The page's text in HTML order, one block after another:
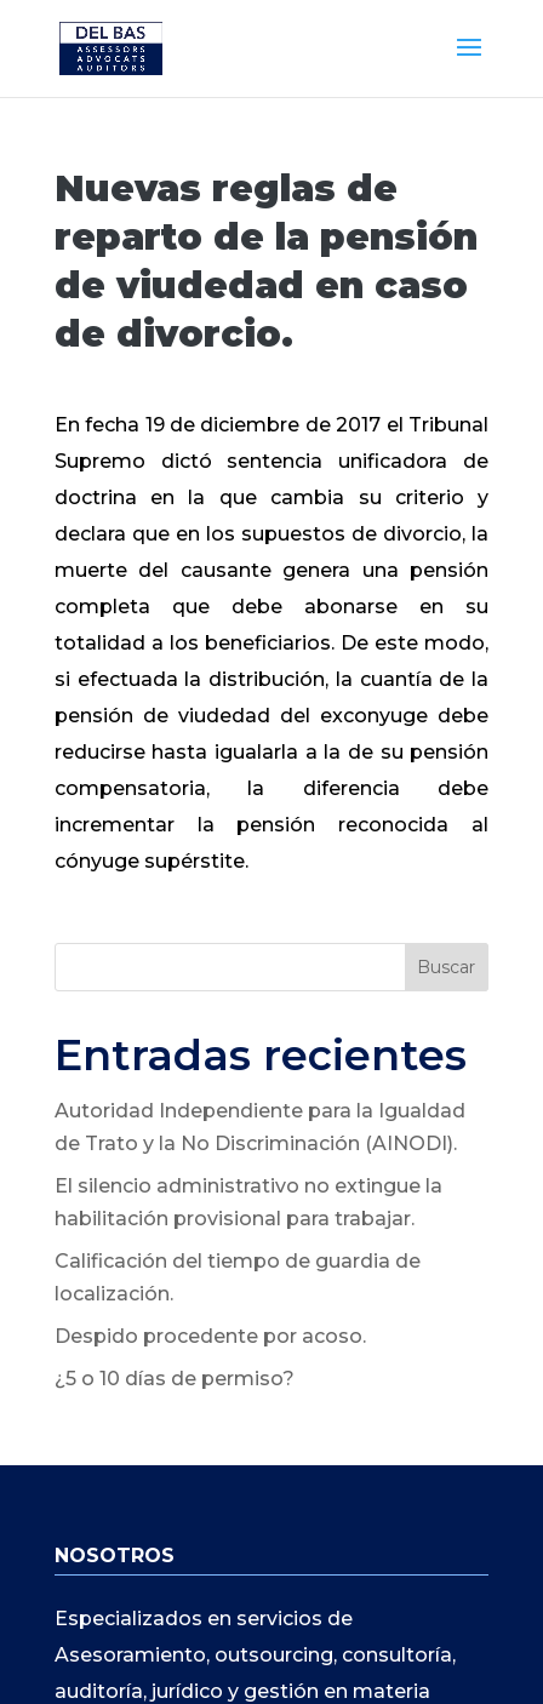
Nuevas reglas de
reparto de la pensión
de viudedad en caso
de divorcio.
En fecha 19 de diciembre de 2017 el Tribunal
Supremo dictó sentencia unificadora de
doctrina en la que cambia su criterio y
declara que en los supuestos de divorcio, la
muerte del causante genera una pensión
completa que debe abonarse en su
totalidad a los beneficiarios. De este modo,
si efectuada la distribución, la cuantía de la
pensión de viudedad del exconyuge debe
reducirse hasta igualarla a la de su pensión
compensatoria, la diferencia debe
incrementar la pensión reconocida al
cónyuge supérstite.
Buscar
Entradas recientes
Autoridad Independiente para la Igualdad
de Trato y la No Discriminación (AINODI).
El silencio administrativo no extingue la
habilitación provisional para trabajar.
Calificación del tiempo de guardia de
localización.
Despido procedente por acoso.
¿5 o 10 días de permiso?
NOSOTROS
Especializados en servicios de
Asesoramiento, outsourcing, consultoría,
auditoría, jurídico y gestión en materia